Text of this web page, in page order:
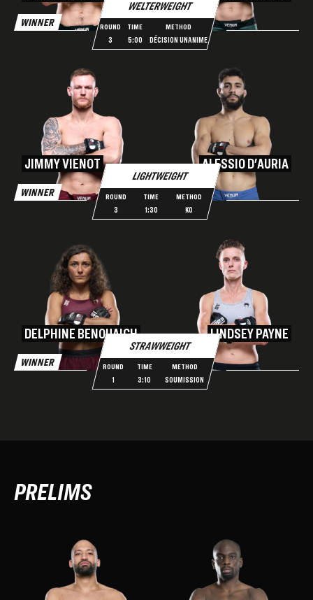
WELTERWEIGHT
ROUND
3
TIME
5:00
METHOD
DÉCISION UNANIME
WINNER
LIGHTWEIGHT
ROUND
3
TIME
1:30
METHOD
KO
JIMMY VIENOT
WINNER
ALESSIO D'AURIA
STRAWWEIGHT
ROUND
1
TIME
3:10
METHOD
SOUMISSION
DELPHINE BENOUAICH
WINNER
LINDSEY PAYNE
PRELIMS